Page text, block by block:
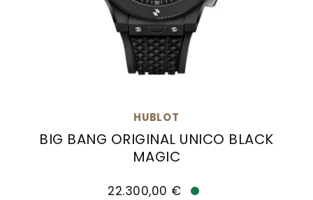
HUBLOT
BIG BANG ORIGINAL UNICO BLACK
MAGIC
22.300,00 €